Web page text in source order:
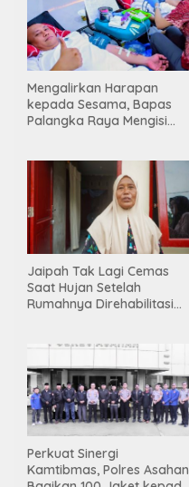
Mengalirkan Harapan
kepada Sesama, Bapas
Palangka Raya Mengisi
Jaipah Tak Lagi Cemas
Saat Hujan Setelah
Rumahnya Direhabilitasi
Perkuat Sinergi
Kamtibmas, Polres Asahan